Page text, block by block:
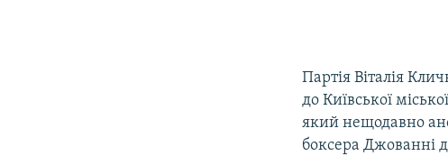
Партія Віталія
до Київської
який нещодавно
боксера Джованні